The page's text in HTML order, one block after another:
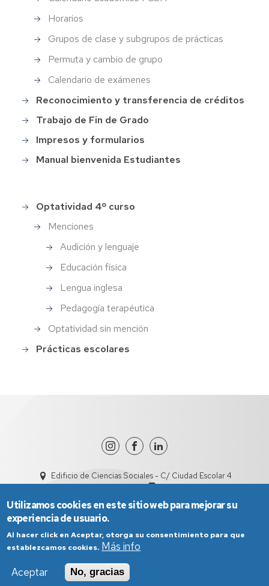
Horarios
Grupos de clase y subgrupos de prácticas
Permuta y cambio de grupo
Calendario de exámenes
Reconocimiento y transferencia de créditos
Trabajo de Fin de Grado
Impresos y formularios
Manual bienvenida Estudiantes
Menu_Grado_Primaria
Optatividad 4º curso
Menciones
Audición y lenguaje
Educación física
Lengua inglesa
Pedagogía terapéutica
Optatividad sin mención
Prácticas escolares
Edificio de Ciencias Sociales - C/ Ciudad Escolar 4
Aviso Legal
Condiciones generales de uso
Política de Privacidad
Utilizamos cookies en este sitio web para mejorar su
experiencia de usuario.
Al hacer click en Aceptar, otorga su consentimiento para que
establezcamos cookies. Más info
Aceptar
No, gracias